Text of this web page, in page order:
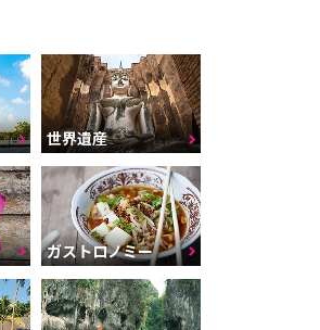
世界遺産
ガストロノミー